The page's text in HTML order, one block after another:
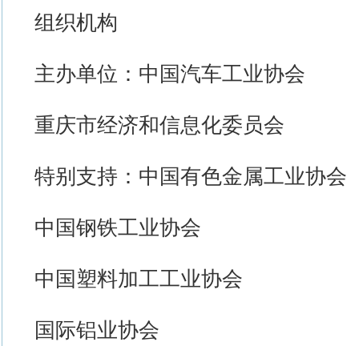
组织机构
主办单位：中国汽车工业协会
重庆市经济和信息化委员会
特别支持：中国有色金属工业协会
中国钢铁工业协会
中国塑料加工工业协会
国际铝业协会